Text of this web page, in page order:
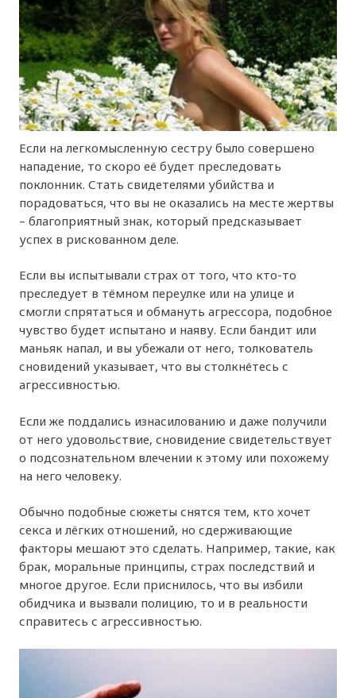
Если на легкомысленную сестру было совершено
нападение, то скоро её будет преследовать
поклонник. Стать свидетелями убийства и
порадоваться, что вы не оказались на месте жертвы
– благоприятный знак, который предсказывает
успех в рискованном деле.
Если вы испытывали страх от того, что кто-то
преследует в тёмном переулке или на улице и
смогли спрятаться и обмануть агрессора, подобное
чувство будет испытано и наяву. Если бандит или
маньяк напал, и вы убежали от него, толкователь
сновидений указывает, что вы столкнётесь с
агрессивностью.
Если же поддались изнасилованию и даже получили
от него удовольствие, сновидение свидетельствует
о подсознательном влечении к этому или похожему
на него человеку.
Обычно подобные сюжеты снятся тем, кто хочет
секса и лёгких отношений, но сдерживающие
факторы мешают это сделать. Например, такие, как
брак, моральные принципы, страх последствий и
многое другое. Если приснилось, что вы избили
обидчика и вызвали полицию, то и в реальности
справитесь с агрессивностью.